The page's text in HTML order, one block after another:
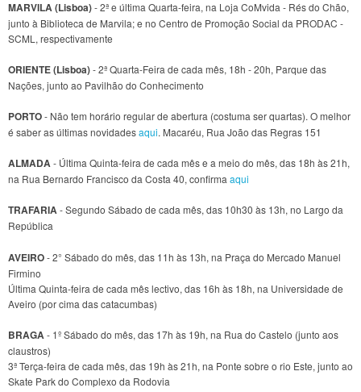
MARVILA (Lisboa)- 2ª e última Quarta-feira, na Loja CoMvida - Rés do Chão,
junto à Biblioteca de Marvila; e no Centro de Promoção Social da PRODAC -
SCML, respectivamente
ORIENTE (Lisboa)- 2ª Quarta-Feira de cada mês, 18h - 20h, Parque das
Nações, junto ao Pavilhão do Conhecimento
PORTO- Não tem horário regular de abertura (costuma ser quartas). O melhor
é saber as últimas novidadesaqui. Macaréu, Rua João das Regras 151
ALMADA- Última Quinta-feira de cada mês e a meio do mês, das 18h às 21h,
na Rua Bernardo Francisco da Costa 40, confirma aqui
TRAFARIA- Segundo Sábado de cada mês, das 10h30 às 13h, no Largo da
República
AVEIRO- 2° Sábado do mês, das 11h às 13h, na Praça do Mercado Manuel
Firmino
Última Quinta-feira de cada mês lectivo, das 16h às 18h, na Universidade de
Aveiro (por cima das catacumbas)
BRAGA- 1º Sábado do mês, das 17h às 19h, na Rua do Castelo (junto aos
claustros)
3ª Terça-feira de cada mês, das 19h às 21h, na Ponte sobre o rio Este, junto ao
Skate Park do Complexo da Rodovia